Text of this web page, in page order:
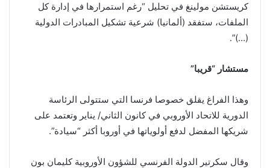
كريستشن مولينغ في تحليل “رغم استمرارها في إدارة كل
الملفات، ستفقد (ألمانيا) شرعية تشكيل المبادرات الدولية
(…)”.
مستشار “قريبا”
وهذا الفراغ يقلق خصوصا فرنسا التي ستتولى الرئاسة
الدورية للاتحاد الأوروبي في كانون الثاني/ يناير وتعتمد على
شريكها المفضل لدفع أولوياتها في أوروبا أكثر “سيادة”.
وقال سكرتير الدولة الفرنسي للشؤون الأوروبية كليمان بون